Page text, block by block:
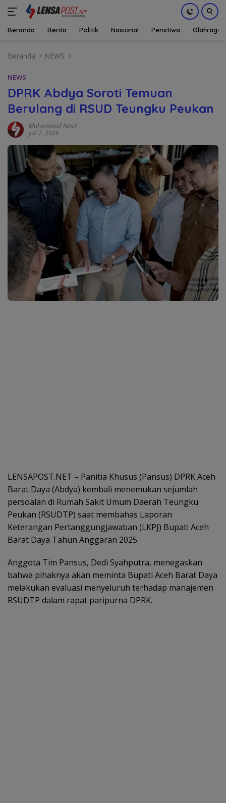
Beranda Berita Politik Nasional Peristiwa Olahraga
Beranda NEWS
NEWS
DPRK Abdya Soroti Temuan
Berulang di RSUD Teungku Peukan
Muhammad Nasir
Juli 7, 2026
LENSAPOST.NET – Panitia Khusus (Pansus) DPRK Aceh
Barat Daya (Abdya) kembali menemukan sejumlah
persoalan di Rumah Sakit Umum Daerah Teungku
Peukan (RSUDTP) saat membahas Laporan
Keterangan Pertanggungjawaban (LKPJ) Bupati Aceh
Barat Daya Tahun Anggaran 2025.
Anggota Tim Pansus, Dedi Syahputra, menegaskan
bahwa pihaknya akan meminta Bupati Aceh Barat Daya
melakukan evaluasi menyeluruh terhadap manajemen
RSUDTP dalam rapat paripurna DPRK.